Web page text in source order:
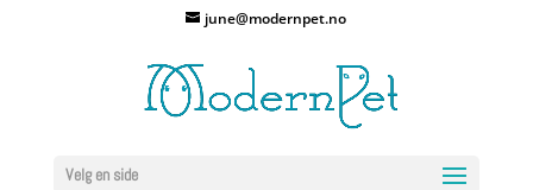
june@modernpet.no
Velg en side